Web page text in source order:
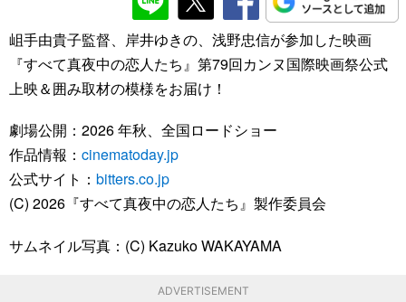
岨手由貴子監督、岸井ゆきの、浅野忠信が参加した映画
『すべて真夜中の恋人たち』第79回カンヌ国際映画祭公式
上映＆囲み取材の模様をお届け！
劇場公開：2026 年秋、全国ロードショー
作品情報： cinematoday.jp
公式サイト： bitters.co.jp
(C) 2026『すべて真夜中の恋人たち』製作委員会
サムネイル写真：(C) Kazuko WAKAYAMA
ADVERTISEMENT